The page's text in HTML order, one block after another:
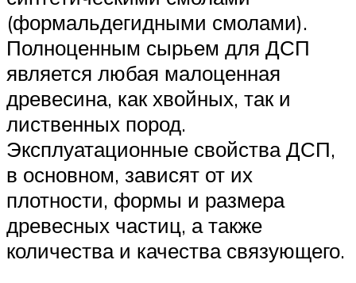
(формальдегидными смолами).
Полноценным сырьем для ДСП
является любая малоценная
древесина, как хвойных, так и
лиственных пород.
Эксплуатационные свойства ДСП,
в основном, зависят от их
плотности, формы и размера
древесных частиц, а также
количества и качества связующего.